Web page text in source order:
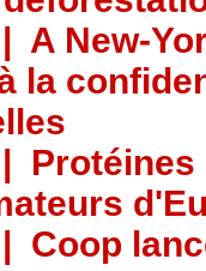
| A New-
la
|
| Coop